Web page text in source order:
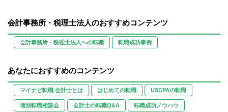
会計事務所・税理士法人のおすすめコンテンツ
会計事務所・税理士法人への転職 転職成功事例
あなたにおすすめのコンテンツ
マイナビ転職 会計士とは はじめての転職 USCPAの転職
個別転職相談会 会計士の転職Q&A 転職成功ノウハウ